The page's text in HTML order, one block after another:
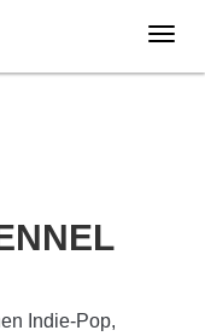
19.12.
Indie-Pop,